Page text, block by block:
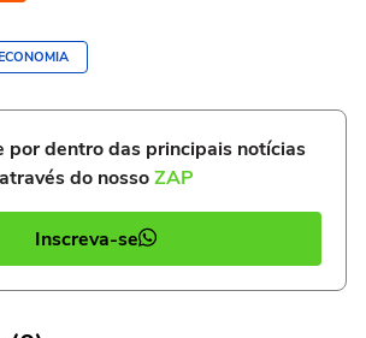
por dentro das principais notícias
através do nossoZAP
Inscreva-se